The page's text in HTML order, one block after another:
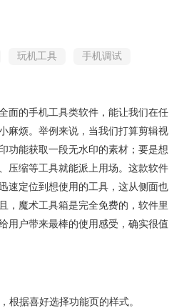
玩机工具 手机调试
面的手机工具类软件，能让我们在任
麻烦。举例来说，当我们打算剪辑视
功能获取一段无水印的素材；要是想
压缩等工具就能派上用场。这款软件
速定位到想使用的工具，这从侧面也
，魔术工具箱是完全免费的，软件里
用户带来最棒的使用感受，确实很值
根据喜好选择功能页的样式。